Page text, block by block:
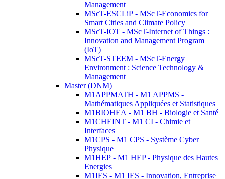
Management
MScT-ESCLiP - MScT-Economics for
Smart Cities and Climate Policy
MScT-IOT - MScT-Internet of Things :
Innovation and Management Program
(IoT)
MScT-STEEM - MScT-Energy
Environment : Science Technology &
Management
Master (DNM)
M1APPMATH - M1 APPMS -
Mathématiques Appliquées et Statistiques
M1BIOHEA - M1 BH - Biologie et Santé
M1CHEINT - M1 CI - Chimie et
Interfaces
M1CPS - M1 CPS - Système Cyber
Physique
M1HEP - M1 HEP - Physique des Hautes
Energies
M1IES - M1 IES - Innovation, Entreprise